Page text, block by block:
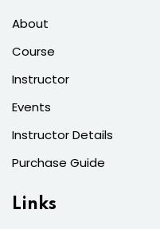
About
Course
Instructor
Events
Instructor Details
Purchase Guide
Links